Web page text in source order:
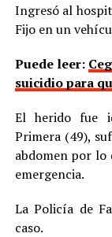
Ingresó al
Fijo en un
Puede leer:
suicidio para
El herido fue
Primera (49),
abdomen por lo
emergencia.
La Policía de
caso.